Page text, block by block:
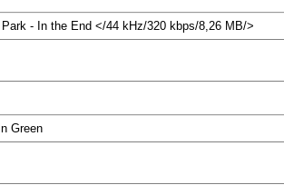
- In the End </44 kHz/320 kbps/8,26 MB/>
Green